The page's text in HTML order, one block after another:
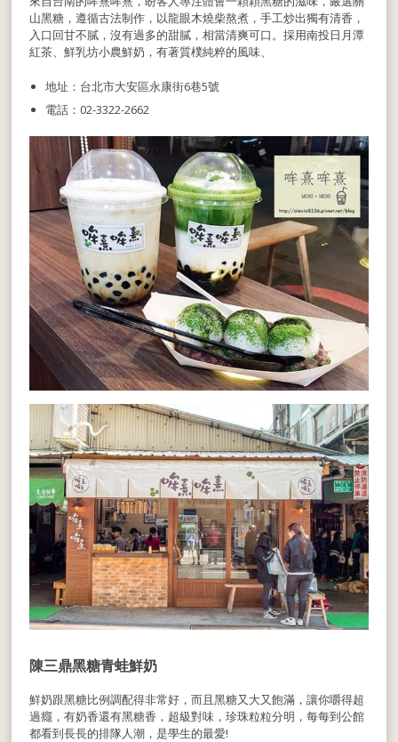
山黑糖，遵循古法制作，以龍眼木燒柴熬煮，手工炒出獨有清香，
入口回甘不膩，沒有過多的甜膩，相當清爽可口。採用南投日月潭
紅茶、鮮乳坊小農鮮奶，有著質樸純粹的風味、
地址：台北市大安區永康街6巷5號
電話：02-3322-2662
陳三鼎黑糖青蛙鮮奶
鮮奶跟黑糖比例調配得非常好，而且黑糖又大又飽滿，讓你嚼得超
過癮，有奶香還有黑糖香，超級對味，珍珠粒粒分明，每每到公館
都看到長長的排隊人潮，是學生的最愛!